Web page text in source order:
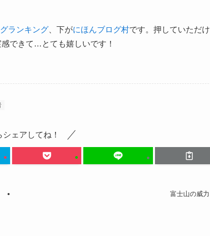
ランキング、下がにほんブログ村です。押していただけ
できて…とても嬉しいです！
ェアしてね！
富士山の威力